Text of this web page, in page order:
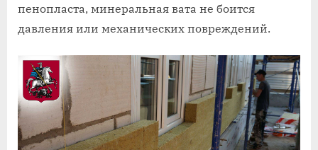
пенопласта, минеральная вата не боится
давления или механических повреждений.